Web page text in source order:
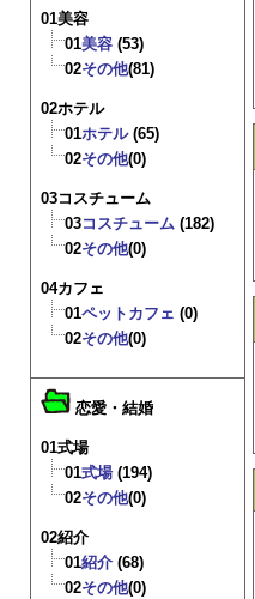
01美容
01美容 (53)
02その他(81)
02ホテル
01ホテル(65)
02その他(0)
03コスチューム
03コスチューム (182)
02その他(0)
04カフェ
01ペットカフェ (0)
02その他(0)
恋愛・結婚
01式場
01式場(194)
02その他(0)
02紹介
01紹介 (68)
02その他(0)